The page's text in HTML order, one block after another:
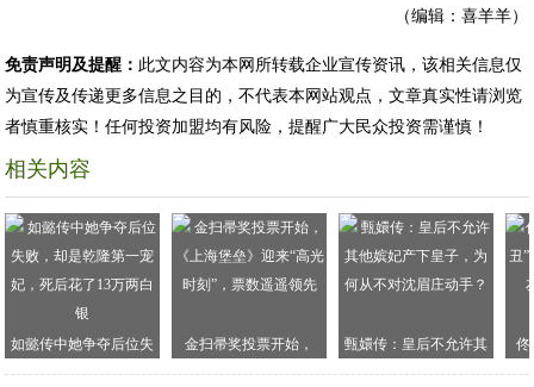
（编辑：喜羊羊）
免责声明及提醒： 此文内容为本网所转载企业宣传资讯，该相关信息仅
为宣传及传递更多信息之目的，不代表本网站观点，文章真实性请浏览
者慎重核实！任何投资加盟均有风险，提醒广大民众投资需谨慎！
相关内容
如懿传中她争夺后位失
败，却是乾隆第一宠
金扫帚奖投票开始，
《上海堡垒》迎来“高光
甄嬛传：皇后不允许其
他嫔妃产下皇子，为何
佟
丑”